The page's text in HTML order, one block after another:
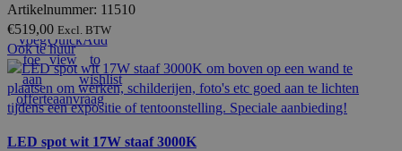
Artikelnummer: 11510
€519,00 Excl. BTW
Ook te huur
Voeg
toe
aan
offerteaanvraag
Quick
view
Add
to
wishlist
LED spot wit 17W staaf 3000K